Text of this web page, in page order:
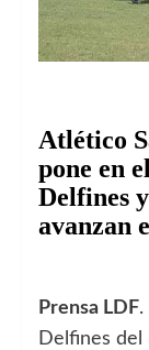
Atlético
pone en
Delfines
avanzan
Prensa LDF.
Delfines del